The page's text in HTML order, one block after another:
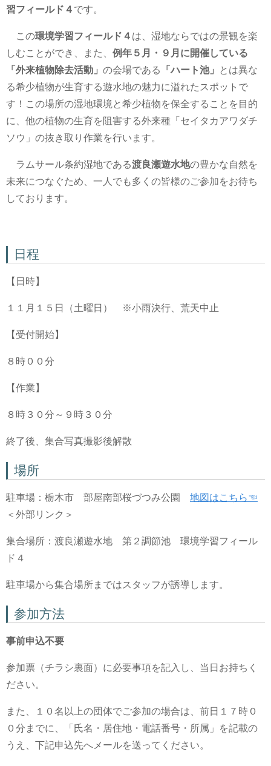
習フィールド４ です。
この環境学習フィールド４ は、湿地ならではの景観を楽
しむことができ、また、 例年５月・９月に開催している
「外来植物除去活動」 の会場である 「ハート池」
とは異な
る希少植物が生育する遊水地の魅力に溢れたスポットで
す！この場所の湿地環境と希少植物を保全することを目的
に、他の植物の生育を阻害する外来種「セイタカアワダチ
ソウ」の抜き取り作業を行います。
ラムサール条約湿地である渡良瀬遊水地の豊かな自然を
未来につなぐため、一人でも多くの皆様のご参加をお待ち
しております。
日程
【日時】
１１月１５日（土曜日） ※小雨決行、荒天中止
【受付開始】
８時００分
【作業】
８時３０分～９時３０分
終了後、集合写真撮影後解散
場所
駐車場：栃木市 部屋南部桜づつみ公園 地図はこちら☜
＜外部リンク＞
集合場所：渡良瀬遊水地 第２調節池 環境学習フィール
ド４
駐車場から集合場所まではスタッフが誘導します。
参加方法
事前申込不要
参加票（チラシ裏面）に必要事項を記入し、当日お持ちく
ださい。
また、１０名以上の団体でご参加の場合は、前日１７時０
０分までに、「氏名・居住地・電話番号・所属」を記載の
うえ、下記申込先へメールを送ってください。